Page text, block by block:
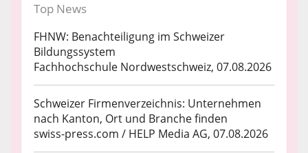
Top News
FHNW: Benachteiligung im Schweizer
Bildungssystem
Fachhochschule Nordwestschweiz, 07.08.2026
Schweizer Firmenverzeichnis: Unternehmen
nach Kanton, Ort und Branche finden
swiss-press.com / HELP Media AG, 07.08.2026